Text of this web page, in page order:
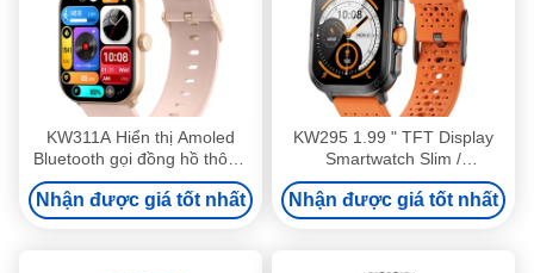
KW311A Hiển thị Amoled
Bluetooth gọi đồng hồ thông
minh hình vuông 1,39 inch
Smart Watch
Nhận được giá tốt nhất
KW295 1.99 " TFT Display
Smartwatch Slim /
Lightweight Fitness Tracker
với Bluetooth Calling
Nhận được giá tốt nhất